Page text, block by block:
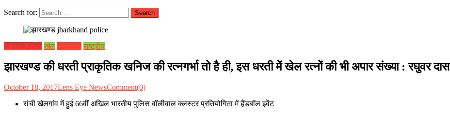
Search for:
Latest News खेल राष्ट्रीय
झारखण्ड की धरती प्राकृतिक खनिज की रत्नगर्भा तो है ही, इस धरती में खेल रत्नों की भी अपार संख्या : रघुवर दास
October 18, 2017Lens Eye NewsComment(0)
रांची खेलगांव में हुई 66वीं अखिल भारतीय पुलिस वॉलीवाल क्लस्टर प्रतियोगिता में हैंडबॉल इवेंट